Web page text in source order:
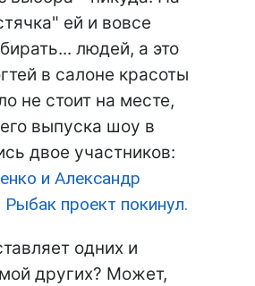
ей и вовсе
людей, а это
в салоне красоты
не стоит на месте,
выпуска шоу в
двое участников:
и Александр
проект покинул.
одних и
других? Может,